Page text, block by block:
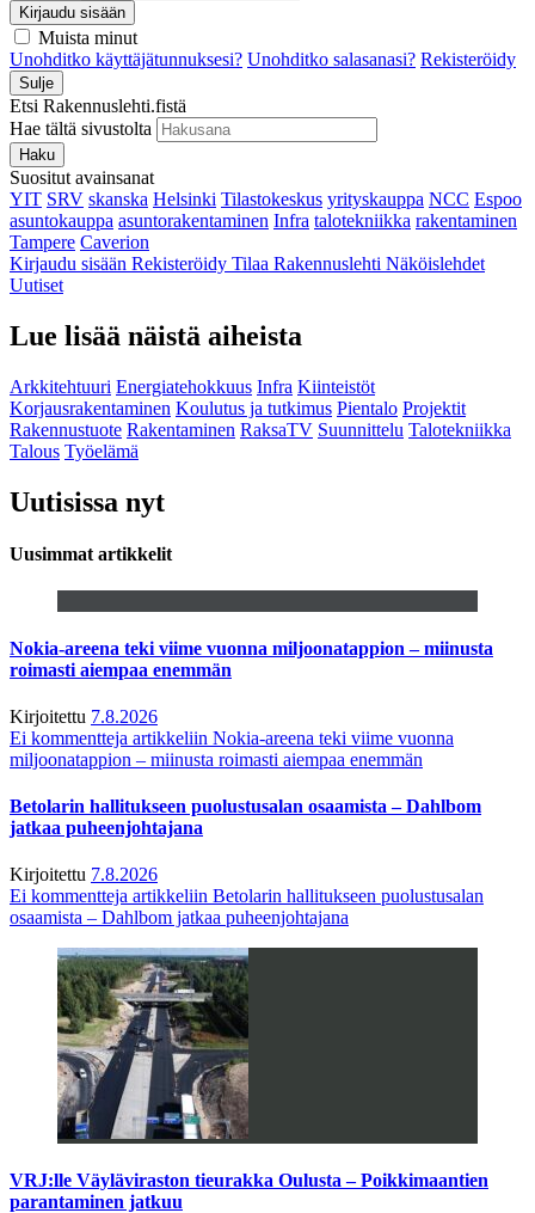
Kirjaudu sisään
Muista minut
Unohditko käyttäjätunnuksesi? Unohditko salasanasi? Rekisteröidy
Sulje
Etsi Rakennuslehti.fistä
Hae tältä sivustolta
Haku
Suositut avainsanat
YIT SRV skanska Helsinki Tilastokeskus yrityskauppa NCC Espoo
asuntokauppa asuntorakentaminen Infra talotekniikka rakentaminen
Tampere Caverion
Kirjaudu sisään Rekisteröidy Tilaa Rakennuslehti Näköislehdet
Uutiset
Lue lisää näistä aiheista
Arkkitehtuuri Energiatehokkuus Infra Kiinteistöt
Korjausrakentaminen Koulutus ja tutkimus Pientalo Projektit
Rakennustuote Rakentaminen RaksaTV Suunnittelu Talotekniikka
Talous Työelämä
Uutisissa nyt
Uusimmat artikkelit
Nokia-areena teki viime vuonna miljoonatappion – miinusta
roimasti aiempaa enemmän
Kirjoitettu 7.8.2026
Ei kommentteja artikkeliin Nokia-areena teki viime vuonna
miljoonatappion – miinusta roimasti aiempaa enemmän
Betolarin hallitukseen puolustusalan osaamista – Dahlbom
jatkaa puheenjohtajana
Kirjoitettu 7.8.2026
Ei kommentteja artikkeliin Betolarin hallitukseen puolustusalan
osaamista – Dahlbom jatkaa puheenjohtajana
VRJ:lle Väyläviraston tieurakka Oulusta – Poikkimaantien
parantaminen jatkuu